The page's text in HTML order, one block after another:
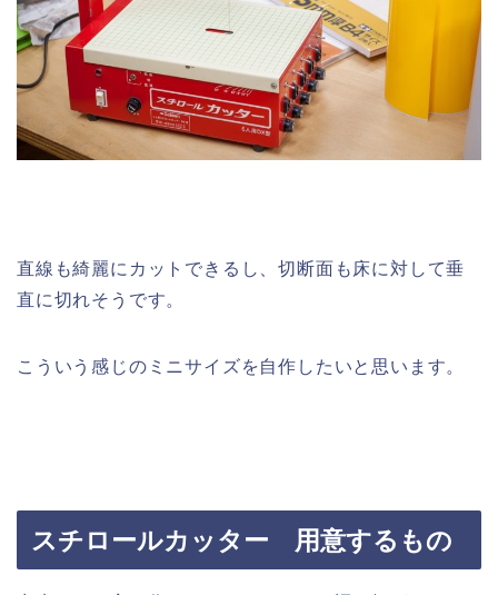
直線も綺麗にカットできるし、切断面も床に対して垂
直に切れそうです。
こういう感じのミニサイズを自作したいと思います。
スチロールカッター 用意するもの